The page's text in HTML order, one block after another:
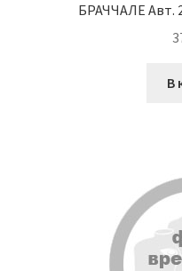
БРАЧЧАЛЕ Авт.
В